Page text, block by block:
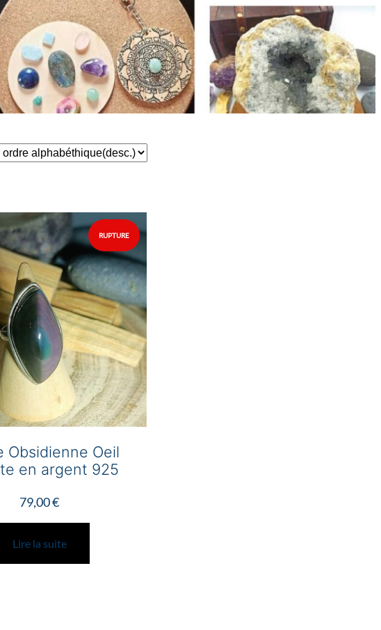
Obsidienne Oeil
en argent 925
79,00€
Lire la suite